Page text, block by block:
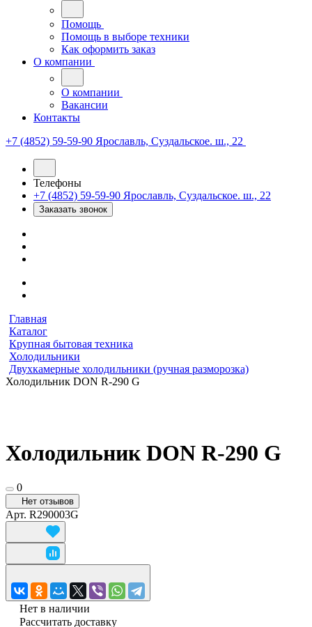
Помощь
Помощь в выборе техники
Как оформить заказ
О компании
О компании
Вакансии
Контакты
+7 (4852) 59-59-90 Ярославль, Суздальское. ш., 22
Телефоны
+7 (4852) 59-59-90 Ярославль, Суздальское. ш., 22
Заказать звонок
Главная
Каталог
Крупная бытовая техника
Холодильники
Двухкамерные холодильники (ручная разморозка)
Холодильник DON R-290 G
Холодильник DON R-290 G
0
Нет отзывов
Арт. R290003G
Нет в наличии
Рассчитать доставку